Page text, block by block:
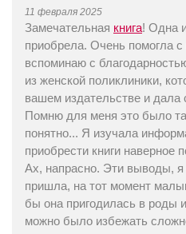
11 февраля 2025
Замечательная книга! Одна
приобрела. Очень помогла с
вспоминаю с
из женской поликлиники,
вашем издательстве и дала
Помню для меня это было
понятно... Я изучала
приобрести книги наверное
Ах, напрасно. Эти выводы, я
пришла, на тот момент
бы она пригодилась в роды
можно было избежать